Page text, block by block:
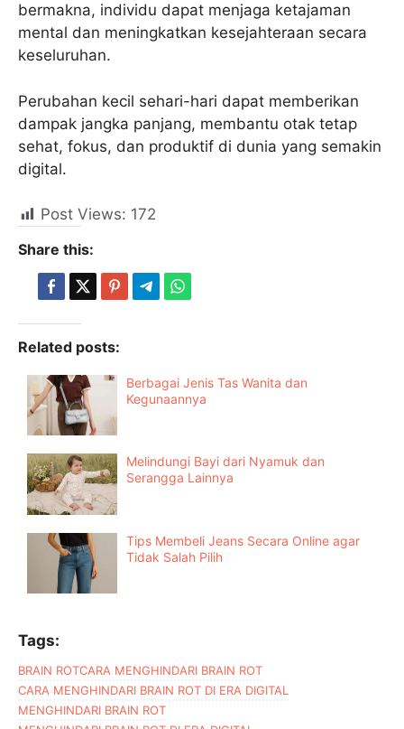
bermakna, individu dapat menjaga ketajaman
mental dan meningkatkan kesejahteraan secara
keseluruhan.
Perubahan kecil sehari-hari dapat memberikan
dampak jangka panjang, membantu otak tetap
sehat, fokus, dan produktif di dunia yang semakin
digital.
Post Views: 172
Share this:
Related posts:
Berbagai Jenis Tas Wanita dan
Kegunaannya
Melindungi Bayi dari Nyamuk dan
Serangga Lainnya
Tips Membeli Jeans Secara Online agar
Tidak Salah Pilih
Tags:
BRAIN ROTCARA MENGHINDARI BRAIN ROT
CARA MENGHINDARI BRAIN ROT DI ERA DIGITAL
MENGHINDARI BRAIN ROT